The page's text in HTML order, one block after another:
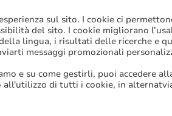
sul sito. I cookie ci
del sito. I cookie migliorano
lingua, i risultati delle ricerche e
messaggi promozionali
e su come gestirli, puoi accedere
di tutti i cookie, in